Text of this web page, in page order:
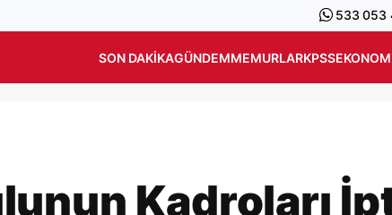
533 053
SON DAKIKAGÜNDEMMEMURLARKPSS
Kadroları